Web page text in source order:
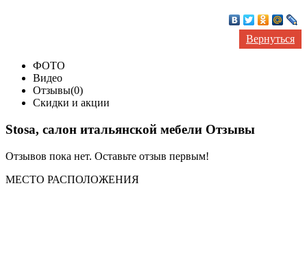
Вернуться
ФОТО
Видео
Отзывы(0)
Скидки и акции
Stosa, салон итальянской мебели Отзывы
Отзывов пока нет. Оставьте отзыв первым!
МЕСТО РАСПОЛОЖЕНИЯ